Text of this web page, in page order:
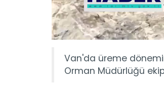
Van'da üreme
Orman Müdürlüğü